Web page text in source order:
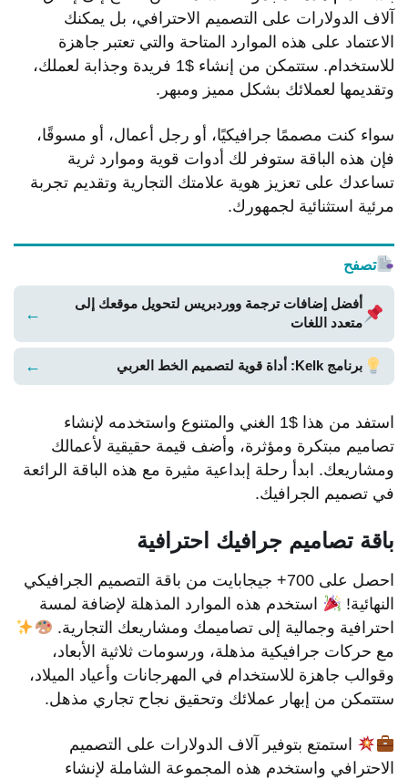
آلاف الدولارات على التصميم الاحترافي، بل يمكنك
الاعتماد على هذه الموارد المتاحة والتي تعتبر جاهزة
للاستخدام. ستتمكن من إنشاء $1 فريدة وجذابة لعملك،
وتقديمها لعملائك بشكل مميز ومبهر.
سواء كنت مصممًا جرافيكيًا، أو رجل أعمال، أو مسوقًا،
فإن هذه الباقة ستوفر لك أدوات قوية وموارد ثرية
تساعدك على تعزيز هوية علامتك التجارية وتقديم تجربة
مرئية استثنائية لجمهورك.
تصفح
أفضل إضافات ترجمة ووردبريس لتحويل موقعك إلى
متعدد اللغات
←
برنامج Kelk: أداة قوية لتصميم الخط العربي ←
استفد من هذا $1 الغني والمتنوع واستخدمه لإنشاء
تصاميم مبتكرة ومؤثرة، وأضف قيمة حقيقية لأعمالك
ومشاريعك. ابدأ رحلة إبداعية مثيرة مع هذه الباقة الرائعة
في تصميم الجرافيك.
باقة تصاميم جرافيك احترافية
احصل على 700+ جيجابايت من باقة التصميم الجرافيكي
النهائية!
استخدم هذه الموارد المذهلة لإضافة لمسة
احترافية وجمالية إلى تصاميمك ومشاريعك التجارية.
مع حركات جرافيكية مذهلة، ورسومات ثلاثية الأبعاد،
وقوالب جاهزة للاستخدام في المهرجانات وأعياد الميلاد،
ستتمكن من إبهار عملائك وتحقيق نجاح تجاري مذهل.
استمتع بتوفير آلاف الدولارات على التصميم
الاحترافي واستخدم هذه المجموعة الشاملة لإنشاء